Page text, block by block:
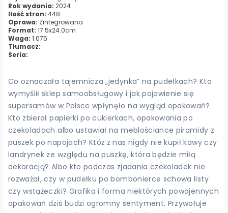
Rok wydania: 2024
Ilość stron: 448
Oprawa: Zintegrowana
Format: 17.5x24.0cm
Waga: 1.075
Tłumacz:
Seria:
Co oznaczała tajemnicza „jedynka” na pudełkach? Kto
wymyślił sklep samoobsługowy i jak pojawienie się
supersamów w Polsce wpłynęło na wygląd opakowań?
Kto zbierał papierki po cukierkach, opakowania po
czekoladach albo ustawiał na meblościance piramidy z
puszek po napojach? Któż z nas nigdy nie kupił kawy czy
landrynek ze względu na puszkę, która będzie miłą
dekoracją? Albo kto podczas zjadania czekoladek nie
rozważał, czy w pudełku po bombonierce schowa listy
czy wstążeczki? Grafika i forma niektórych powojennych
opakowań dziś budzi ogromny sentyment. Przywołuje